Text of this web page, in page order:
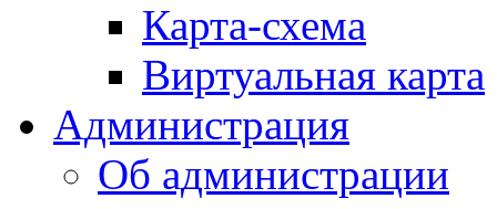
Карта-схема
Виртуальная карта
Администрация
Об администрации